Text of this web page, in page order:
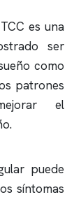
es una
ser
como
patrones
el
puede
síntomas